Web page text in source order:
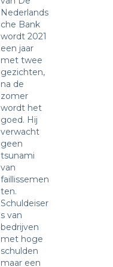
Nederlands
che Bank
wordt 2021
een jaar
met twee
gezichten,
na de
zomer
wordt het
goed. Hij
verwacht
geen
tsunami
van
faillissemen
ten.
Schuldeiser
s van
bedrijven
met hoge
schulden
maar een